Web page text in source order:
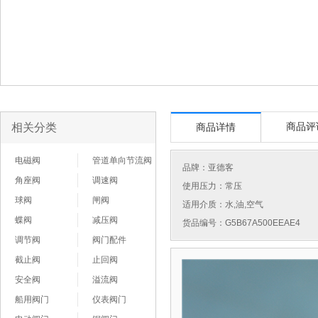
相关分类
电磁阀
管道单向节流阀
角座阀
调速阀
球阀
闸阀
蝶阀
减压阀
调节阀
阀门配件
截止阀
止回阀
安全阀
溢流阀
船用阀门
仪表阀门
商品详情 商品评
品牌： 亚德客
使用压力：常压
适用介质：水,油,空气
货品编号：G5B67A500EEAE4